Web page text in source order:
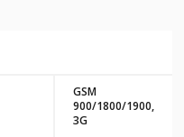
GSM
900/1800/1900,
3G